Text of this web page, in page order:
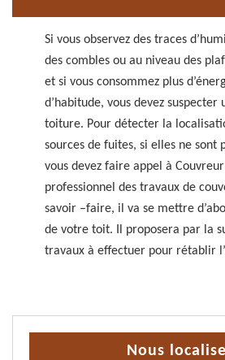
Si vous observez des traces
des combles ou au niveau des
et si vous consommez plus
d’habitude, vous devez suspecter
toiture. Pour détecter la
sources de fuites, si elles ne sont
vous devez faire appel à
professionnel des travaux de
savoir –faire, il va se mettre
de votre toit. Il proposera par la
travaux à effectuer pour rétablir
Nous